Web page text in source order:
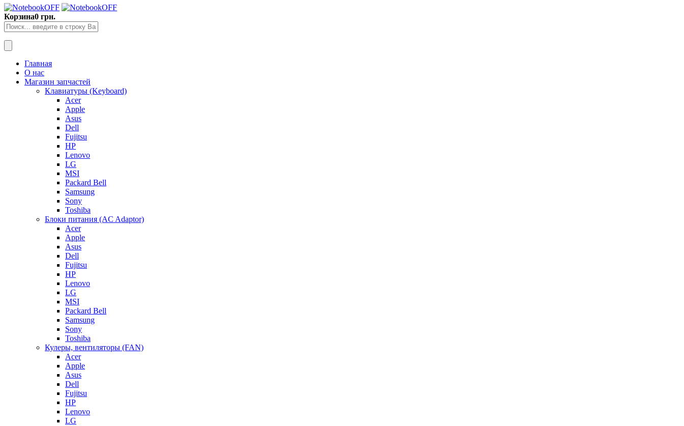
Корзина0 грн.
Главная
О нас
Магазин запчастей
Клавиатуры (Keyboard)
Acer
Apple
Asus
Dell
Fujitsu
HP
Lenovo
LG
MSI
Packard Bell
Samsung
Sony
Toshiba
Блоки питания (AC Adaptor)
Acer
Apple
Asus
Dell
Fujitsu
HP
Lenovo
LG
MSI
Packard Bell
Samsung
Sony
Toshiba
Кулеры, вентиляторы (FAN)
Acer
Apple
Asus
Dell
Fujitsu
HP
Lenovo
LG